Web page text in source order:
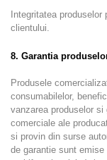
Integritatea
clientului.
8. Garantia
Produsele
consumabilelor,
vanzarea produselor
comerciale ale
si provin din surse
de garantie sunt